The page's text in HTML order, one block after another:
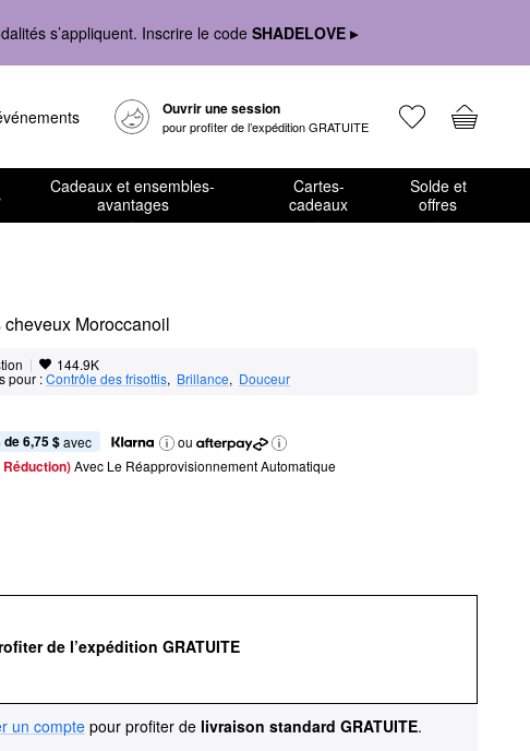
s’appliquent. Inscrire le code SHADELOVE ▸
Ouvrir une session
pour profiter de l’expédition GRATUITE
Cadeaux et ensembles-
avantages
Cartes-
cadeaux
Solde et
offres
Moroccanoil
| 144.9K
pour :Contrôle des frisottis, Brillance, Douceur
6,75 $ avec
ou
Réduction) Avec Le Réapprovisionnement Automatique
de l’expédition GRATUITE
un compte pour profiter de livraison standard GRATUITE.